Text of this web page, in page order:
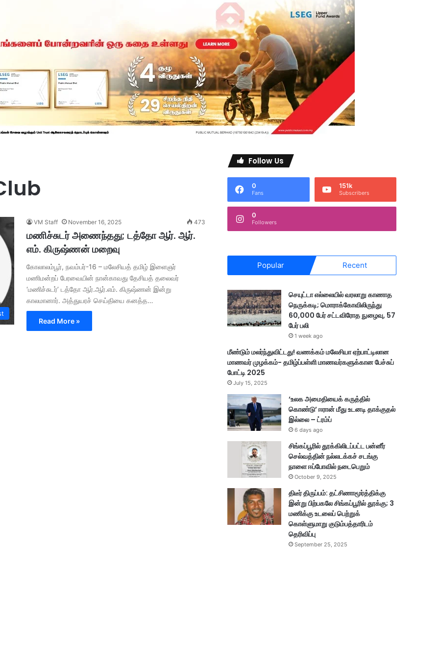
VM Staff November 16, 2025 473
மணிச்சுடர் அணைந்தது; டத்தோ ஆர். ஆர்.
எம். கிருஷ்ணன் மறைவு
கோலாலம்பூர், நவம்பர்-16 – மலேசியத் தமிழ் இளைஞர்
மணிமன்றப் பேரவையின் நான்காவது தேசியத் தலைவர்
‘மணிச்சுடர்’ டத்தோ ஆர்.ஆர்.எம். கிருஷ்ணன் இன்று
காலமானார். அத்துயரச் செய்தியை கனத்த…
Read More »
Follow Us
0
Fans
151k
Subscribers
0
Followers
Popular Recent
செயுட்டா எல்லையில் வரலாறு காணாத
நெருக்கடி; மொராக்கோவிலிருந்து
60,000 பேர் சட்டவிரோத நுழைவு, 57
பேர் பலி
1 week ago
மீண்டும் மலர்ந்துவிட்டது! வணக்கம் மலேசியா ஏற்பாட்டிலான
மாணவர் முழக்கம்- தமிழ்ப்பள்ளி மாணவர்களுக்கான பேச்சுப்
போட்டி 2025
July 15, 2025
‘உலக அமைதியைக் கருத்தில்
கொண்டு’ ஈரான் மீது உடனடி தாக்குதல்
இல்லை – ட்ரம்ப்
6 days ago
சிங்கப்பூரில் தூக்கிலிடப்பட்ட பன்னீர்
செல்வத்தின் நல்லடக்கச் சடங்கு
நாளை ஈப்போவில் நடைபெறும்
October 9, 2025
திடீர் திருப்பம்: தட்சிணாமூர்த்திக்கு
இன்று பிற்பகலே சிங்கப்பூரில் தூக்கு; 3
மணிக்கு உடலைப் பெற்றுக்
கொள்ளுமாறு குடும்பத்தாரிடம்
தெரிவிப்பு
September 25, 2025